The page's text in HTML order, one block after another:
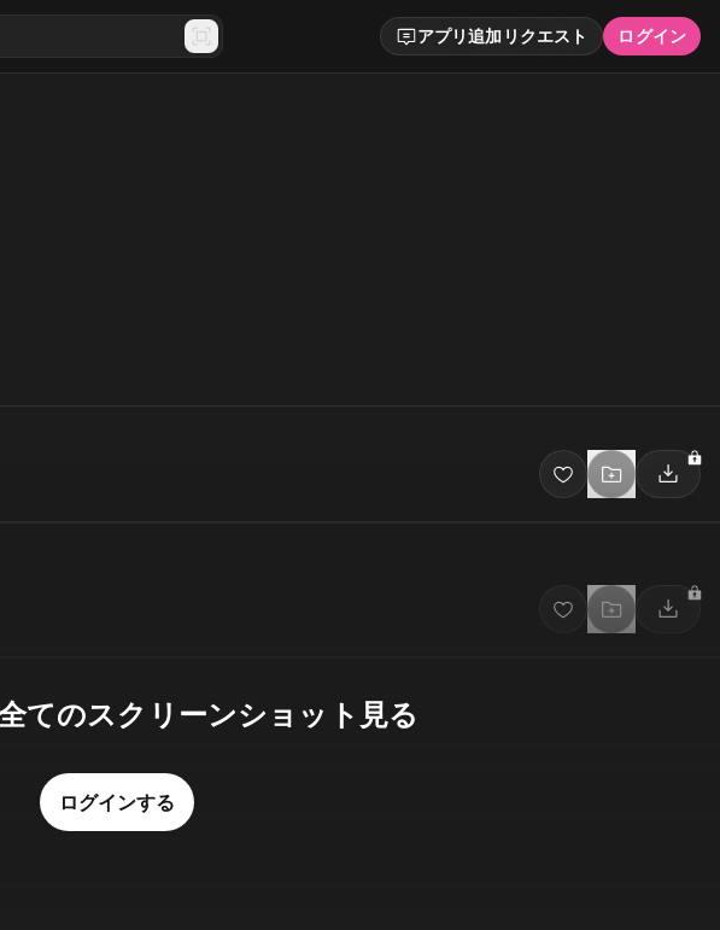
アプリ追加リクエスト ログイン
てのスクリーンショット見る
ログインする